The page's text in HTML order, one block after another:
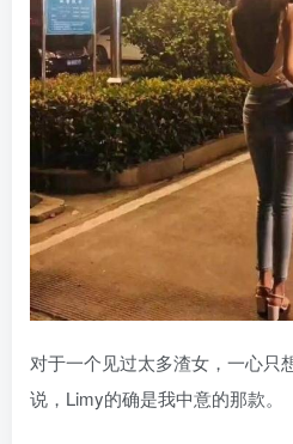
对于一个见过太多渣女，一心只
说，Limy的确是我中意的那款。